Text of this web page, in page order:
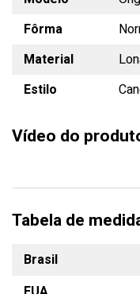
Fôrma
Material
Estilo
Vídeo do
Tabela de
Brasil